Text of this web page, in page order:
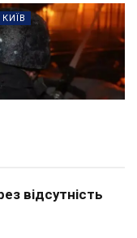
КИЇВ
відсутність